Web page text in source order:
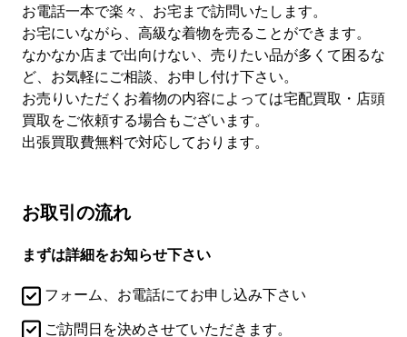
お電話一本で楽々、お宅まで訪問いたします。
お宅にいながら、高級な着物を売ることができます。
なかなか店まで出向けない、売りたい品が多くて困るな
ど、お気軽にご相談、お申し付け下さい。
お売りいただくお着物の内容によっては宅配買取・店頭
買取をご依頼する場合もございます。
出張買取費無料で対応しております。
お取引の流れ
まずは詳細をお知らせ下さい
フォーム、お電話にてお申し込み下さい
ご訪問日を決めさせていただきます。